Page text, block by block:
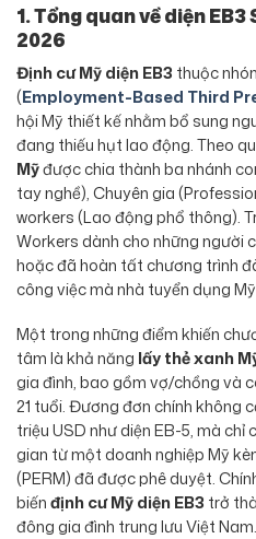
1. Tổng quan về diện
2026
Định cư Mỹ diện EB3 thuộc
(Employment-Based Third
hội Mỹ thiết kế nhằm bổ sung
đang thiếu hụt lao động. Theo
Mỹđược chia thành ba nhánh
tay nghề), Chuyên gia
workers (Lao động phổ thông).
Workers dành cho những người
hoặc đã hoàn tất chương trình
công việc mà nhà tuyển dụng
Một trong những điểm khiến
tâm là khả năng lấy thẻ xanh
gia đình, bao gồm vợ/chồng và
21 tuổi. Đương đơn chính không
triệu USD như diện EB-5, mà
gian từ một doanh nghiệp Mỹ
(PERM) đã được phê duyệt.
biếnđịnh cư Mỹ diện EB3 trở
đông gia đình trung lưu Việt Nam.